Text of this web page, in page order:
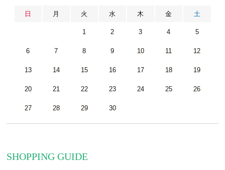
日 月 火 水 木 金 土
1 2 3 4 5
6 7 8 9 10 11 12
13 14 15 16 17 18 19
20 21 22 23 24 25 26
27 28 29 30
SHOPPING GUIDE